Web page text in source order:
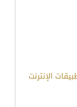
الإنترنت